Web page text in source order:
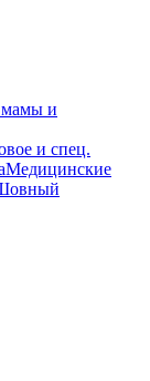
мамы и
и спец.
Медицинские